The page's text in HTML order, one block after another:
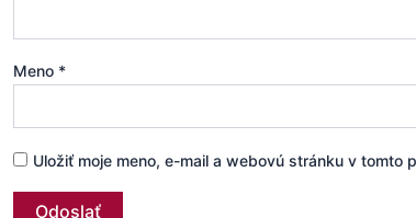
Meno *
Uložiť moje meno, e-mail a webovú stránku v tomto